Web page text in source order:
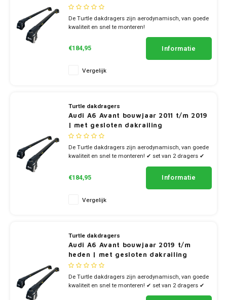
De Turtle dakdragers zijn aerodynamisch, van goede
kwaliteit en snel te monteren!
✔ stang breedte 7cm
€184,95 Informatie
Vergelijk
Turtle dakdragers
Audi A6 Avant bouwjaar 2011 t/m 2019
| met gesloten dakrailing
De Turtle dakdragers zijn aerodynamisch, van goede
kwaliteit en snel te monteren! ✔ set van 2 dragers ✔
€184,95 Informatie
Vergelijk
Turtle dakdragers
Audi A6 Avant bouwjaar 2019 t/m
heden | met gesloten dakrailing
De Turtle dakdragers zijn aerodynamisch, van goede
kwaliteit en snel te monteren! ✔ set van 2 dragers ✔